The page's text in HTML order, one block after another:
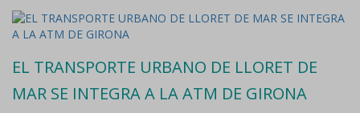
EL TRANSPORTE URBANO DE LLORET DE
MAR SE INTEGRA A LA ATM DE GIRONA